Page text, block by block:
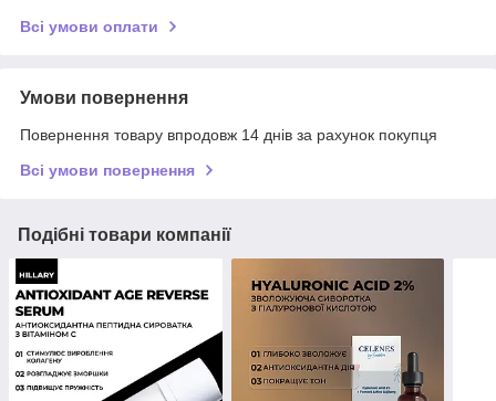
Всі умови оплати
Умови повернення
Повернення товару впродовж 14 днів за рахунок покупця
Всі умови повернення
Подібні товари компанії